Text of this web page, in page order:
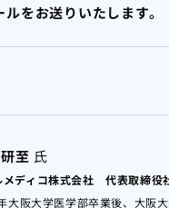
ルをお送りいたします。
至 氏
メディコ株式会社 代表取締役
大阪大学医学部卒業後、大阪